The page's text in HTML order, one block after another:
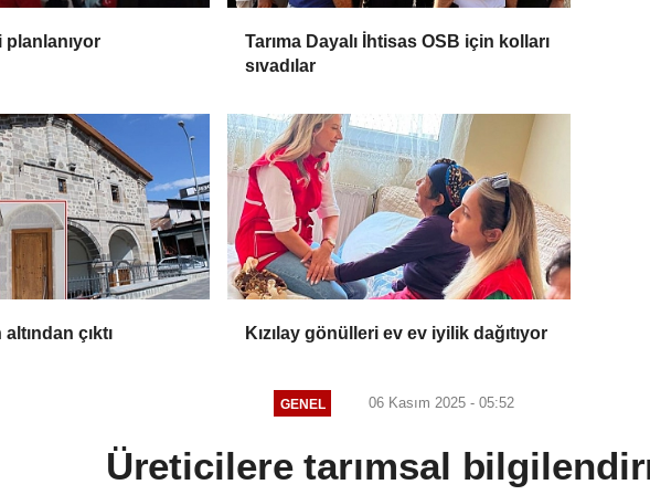
planlanıyor
Tarıma Dayalı İhtisas OSB için kolları
sıvadılar
çıktı Kızılay gönülleri ev ev iyilik dağıtıyor
GENEL 06 Kasım 2025 - 05:52
Üreticilere tarımsal